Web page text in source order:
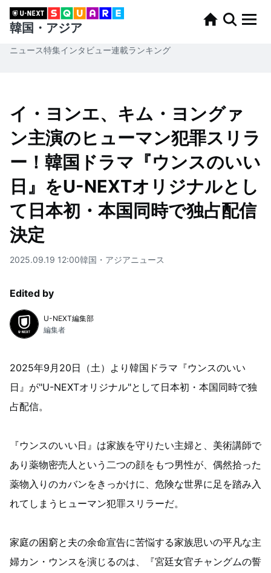
韓国・アジア
ニュース特集インタビュー連載ランキング
イ・ヨンエ、キム・ヨングァ
ン主演のヒューマン犯罪スリラ
ー！韓国ドラマ『ウンスのいい
日』をU-NEXTオリジナルとし
て日本初・本国同時で独占配信
決定
2025.09.19 12:00韓国・アジアニュース
Edited by
U-NEXT編集部
編集者
2025年9月20日（土）より韓国ドラマ『ウンスのいい
日』が"U-NEXTオリジナル"として日本初・本国同時で独
占配信。
『ウンスのいい日』は家族を守りたい主婦と、美術講師で
あり薬物密売人という二つの顔をもつ男性が、偶然拾った
薬物入りのカバンをきっかけに、危険な世界に足を踏み入
れてしまうヒューマン犯罪スリラーだ。
家庭の困窮と夫の余命宣告に苦悩する家族思いの平凡な主
婦カン・ウンスを演じるのは、『宮廷女官チャングムの誓